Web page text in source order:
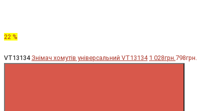
22 %
VT13134 Знімач хомутів універсальний VT13134 1 028грн.798грн.